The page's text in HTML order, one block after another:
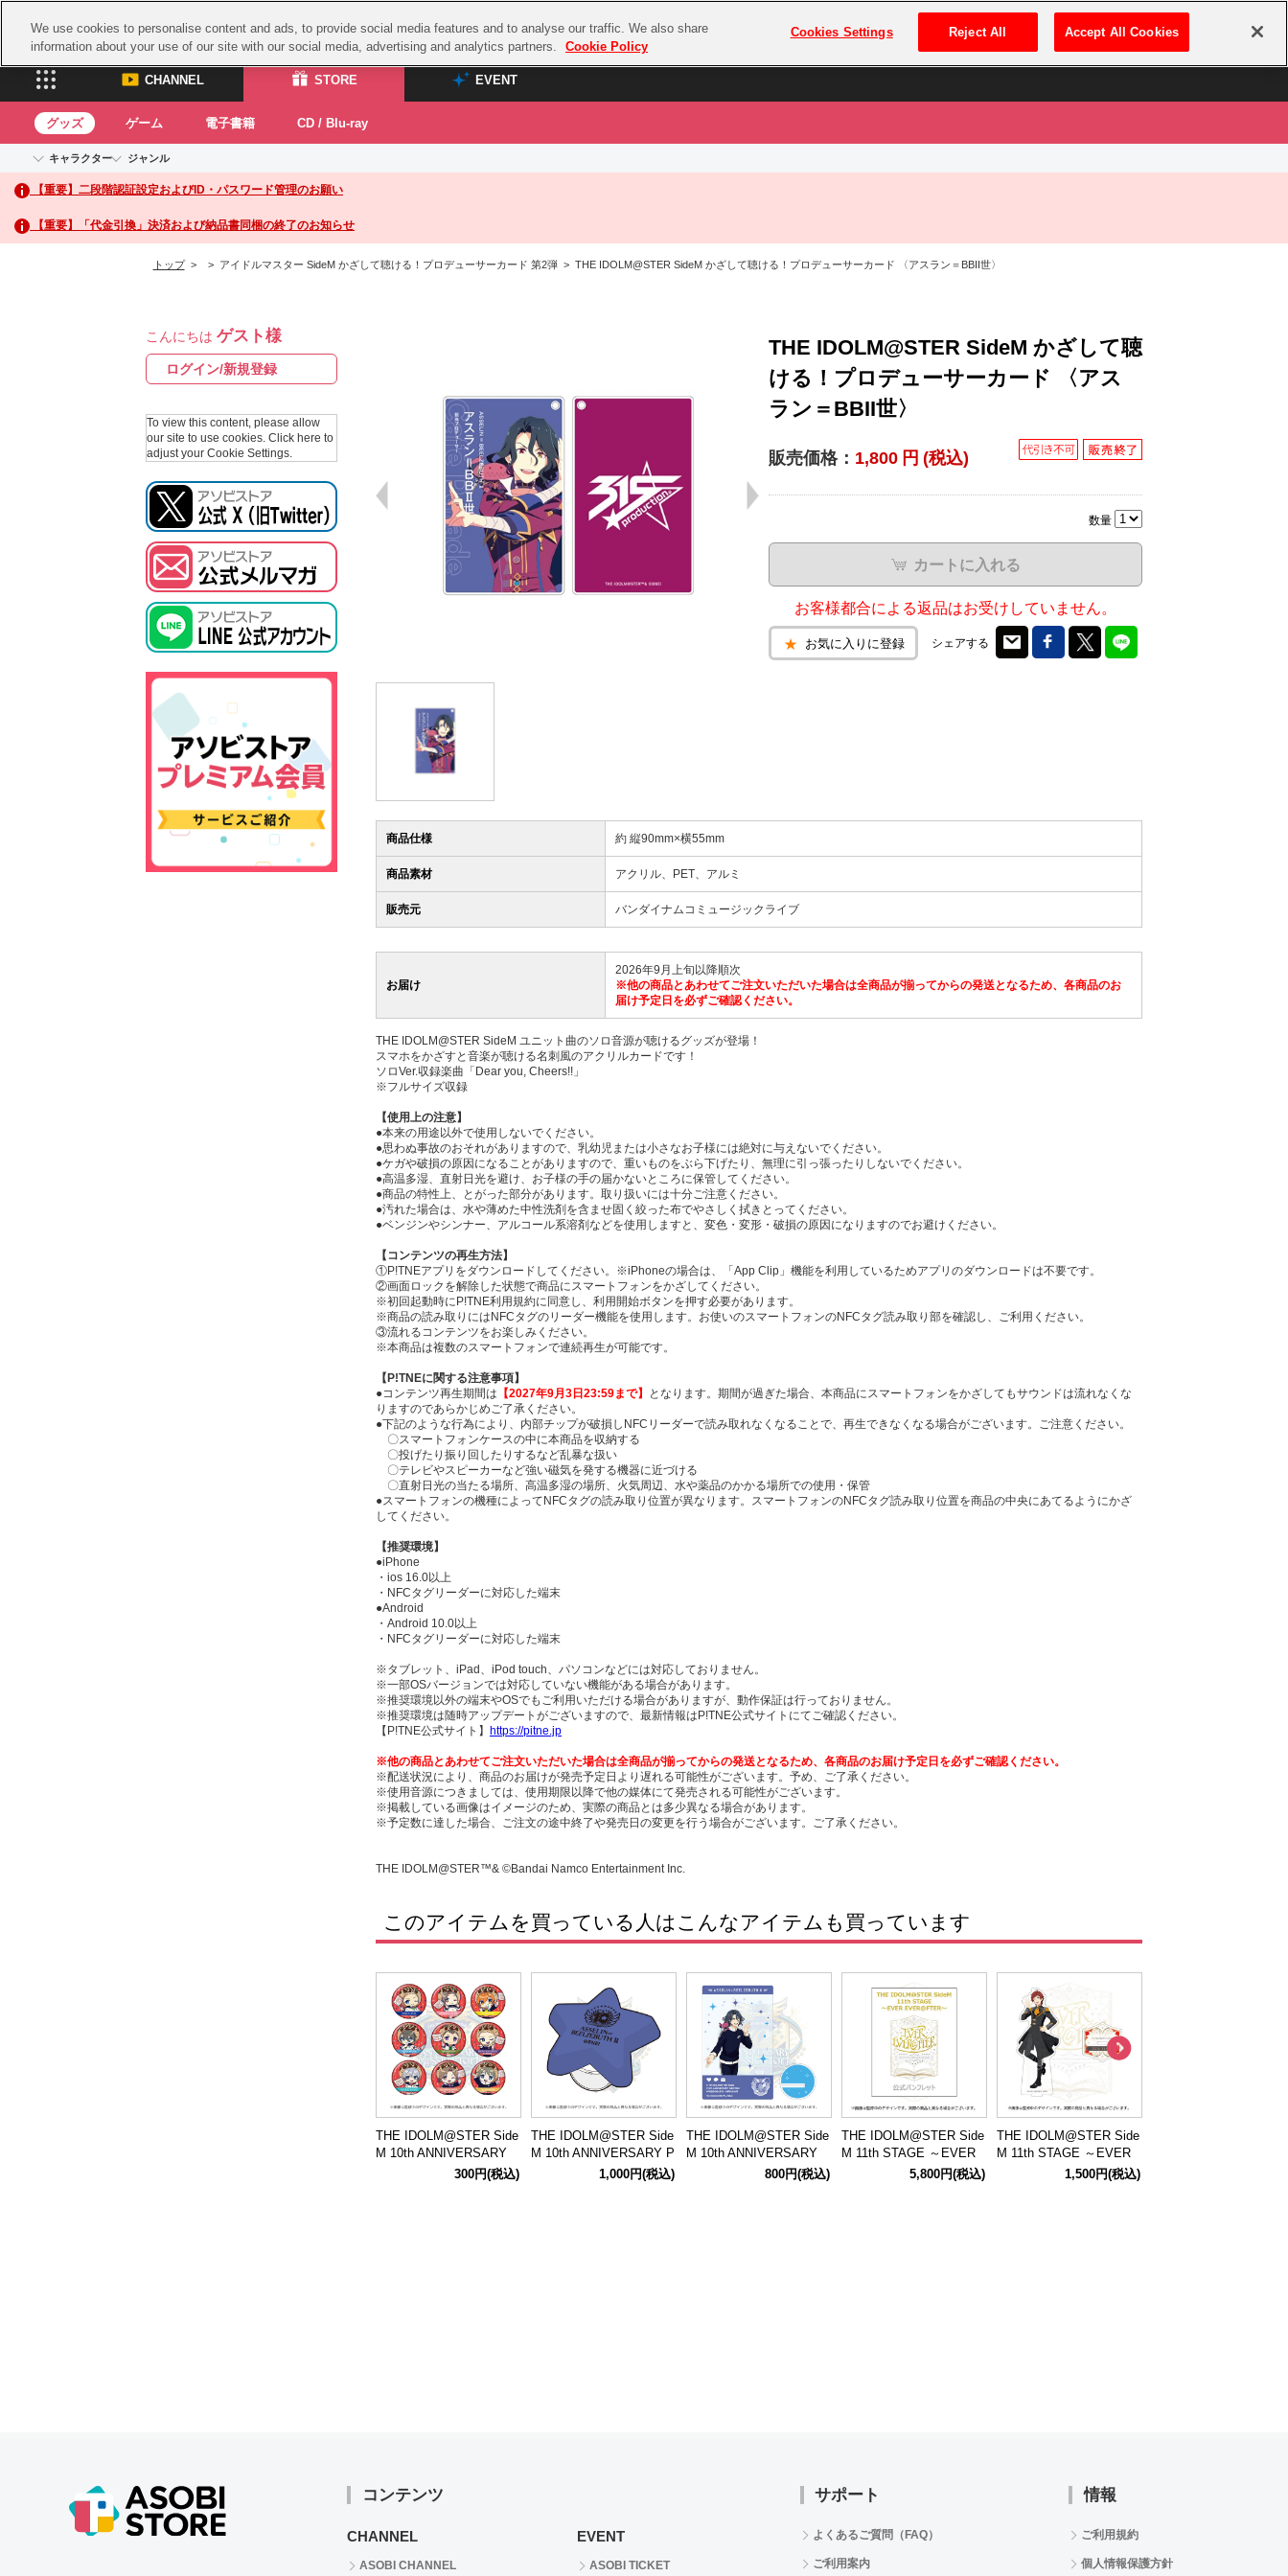
プレミアム会員とは ログイン・新規登録
CHANNEL STORE EVENT
CHANNEL
ASOBI CHANNEL TOP
STORE
ASOBI STORE TOP
グッズ
EVENT
ASOBI STAGE
グッズ ゲーム 電子書籍 CD / Blu-ray
キャラクター
アイドルマスターシリーズ
アイドルマスター
アイドルマスター シンデレラガールズ
アイドルマスター ミリオンライブ！
プロジェクトアイマス ヴイアライヴ
テイルズ オブ シリーズ
ドラゴンボール
ラブライブ！サンシャイン‼
ラブライブ！虹ヶ咲学園スクールアイドル同好会
ジャンル
イベントグッズ
トイ・ホビー
【重要】二段階認証設定およびID・パスワード管理のお願い
【重要】「代金引換」決済および納品書同梱の終了のお知らせ
トップ> > アイドルマスター SideM かざして聴ける！プロデューサーカード 第2弾 > THE IDOLM@STER SideM かざして聴ける！プロデューサーカード 〈アスラン＝BBII世〉
こんにちは ゲスト様
ログイン/新規登録
To view this content, please allow
our site to use cookies. Click here to
adjust your Cookie Settings.
THE IDOLM@STER SideM かざして聴
ける！プロデューサーカード 〈アス
ラン＝BBII世〉
販売価格： 1,800 円 (税込)
数量
カートに入れる
お客様都合による返品はお受けしていません。
お気に入りに登録 シェアする
商品仕様 約 縦90mm×横55mm
商品素材 アクリル、PET、アルミ
販売元 バンダイナムコミュージックライブ
お届け
2026年9月上旬以降順次
※他の商品とあわせてご注文いただいた場合は全商品が揃ってからの発送となるため、各商品のお
届け予定日を必ずご確認ください。
THE IDOLM@STER SideM ユニット曲のソロ音源が聴けるグッズが登場！
スマホをかざすと音楽が聴ける名刺風のアクリルカードです！
ソロVer.収録楽曲「Dear you, Cheers!!」
※フルサイズ収録
【使用上の注意】
●本来の用途以外で使用しないでください。
●思わぬ事故のおそれがありますので、乳幼児または小さなお子様には絶対に与えないでください。
●ケガや破損の原因になることがありますので、重いものをぶら下げたり、無理に引っ張ったりしないでください。
●高温多湿、直射日光を避け、お子様の手の届かないところに保管してください。
●商品の特性上、とがった部分があります。取り扱いには十分ご注意ください。
●汚れた場合は、水や薄めた中性洗剤を含ませ固く絞った布でやさしく拭きとってください。
●ベンジンやシンナー、アルコール系溶剤などを使用しますと、変色・変形・破損の原因になりますのでお避けください。
【コンテンツの再生方法】
①P!TNEアプリをダウンロードしてください。※iPhoneの場合は、「App Clip」機能を利用しているためアプリのダウンロードは不要です。
②画面ロックを解除した状態で商品にスマートフォンをかざしてください。
※初回起動時にP!TNE利用規約に同意し、利用開始ボタンを押す必要があります。
※商品の読み取りにはNFCタグのリーダー機能を使用します。お使いのスマートフォンのNFCタグ読み取り部を確認し、ご利用ください。
③流れるコンテンツをお楽しみください。
※本商品は複数のスマートフォンで連続再生が可能です。
【P!TNEに関する注意事項】
●コンテンツ再生期間は 【2027年9月3日23:59まで】
となります。期間が過ぎた場合、本商品にスマートフォンをかざしてもサウンドは流れなくな
りますのであらかじめご了承ください。
●下記のような行為により、内部チップが破損しNFCリーダーで読み取れなくなることで、再生できなくなる場合がございます。ご注意ください。
〇スマートフォンケースの中に本商品を収納する
〇投げたり振り回したりするなど乱暴な扱い
〇テレビやスピーカーなど強い磁気を発する機器に近づける
〇直射日光の当たる場所、高温多湿の場所、火気周辺、水や薬品のかかる場所での使用・保管
●スマートフォンの機種によってNFCタグの読み取り位置が異なります。スマートフォンのNFCタグ読み取り位置を商品の中央にあてるようにかざ
してください。
【推奨環境】
●iPhone
・ios 16.0以上
・NFCタグリーダーに対応した端末
●Android
・Android 10.0以上
・NFCタグリーダーに対応した端末
※タブレット、iPad、iPod touch、パソコンなどには対応しておりません。
※一部OSバージョンでは対応していない機能がある場合があります。
※推奨環境以外の端末やOSでもご利用いただける場合がありますが、動作保証は行っておりません。
※推奨環境は随時アップデートがございますので、最新情報はP!TNE公式サイトにてご確認ください。
【P!TNE公式サイト】 https://pitne.jp
※他の商品とあわせてご注文いただいた場合は全商品が揃ってからの発送となるため、各商品のお届け予定日を必ずご確認ください。
※配送状況により、商品のお届けが発売予定日より遅れる可能性がございます。予め、ご了承ください。
※使用音源につきましては、使用期限以降で他の媒体にて発売される可能性がございます。
※掲載している画像はイメージのため、実際の商品とは多少異なる場合があります。
※予定数に達した場合、ご注文の途中終了や発売日の変更を行う場合がございます。ご了承ください。
THE IDOLM@STER™& ©Bandai Namco Entertainment Inc.
このアイテムを買っている人はこんなアイテムも買っています
THE IDOLM@STER Side
M 10th ANNIVERSARY
MEETING ～P@SSION
300円(税込)
THE IDOLM@STER Side
M 10th ANNIVERSARY P
@SSION TOUR 公式リン
1,000円(税込)
THE IDOLM@STER Side
M 10th ANNIVERSARY
MEETING ～P@SSION
800円(税込)
THE IDOLM@STER Side
M 11th STAGE ～EVER
EVER＠FTER～ 公式パ
5,800円(税込)
THE IDOLM@STER Side
M 11th STAGE ～EVER
EVER＠FTER～ 公式ア
1,500円(税込)
コンテンツ
CHANNEL
ASOBI CHANNEL
EVENT
ASOBI TICKET
サポート
よくあるご質問（FAQ）
ご利用案内
情報
ご利用規約
個人情報保護方針
We use cookies to personalise content and ads, to provide social media features and to analyse our traffic. We also share
information about your use of our site with our social media, advertising and analytics partners.
Cookie Policy
Cookies Settings Reject All Accept All Cookies